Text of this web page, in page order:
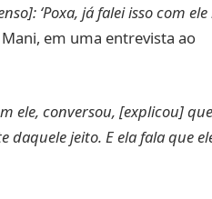
‘Poxa, já falei isso com ele
Mani, em uma entrevista ao
ele, conversou, [explicou] que
jeito. E ela fala que